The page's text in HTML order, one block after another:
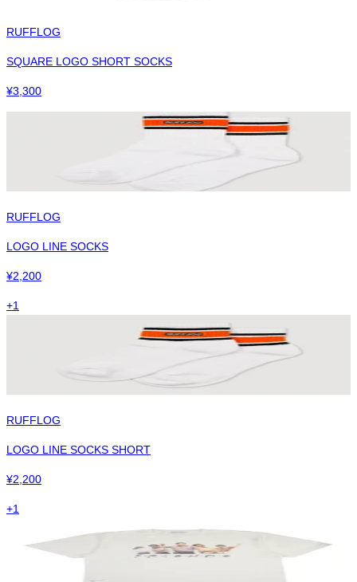
RUFFLOG
SQUARE LOGO SHORT SOCKS
¥3,300
RUFFLOG
LOGO LINE SOCKS
¥2,200
+1
RUFFLOG
LOGO LINE SOCKS SHORT
¥2,200
+1